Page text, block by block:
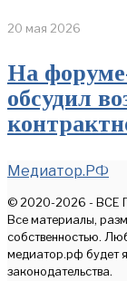
20 мая 2026
На
обсудил
Медиатор.РФ
© 2020-2026 -
Все материалы,
собственностью.
медиатор.рф будет
законодательства.